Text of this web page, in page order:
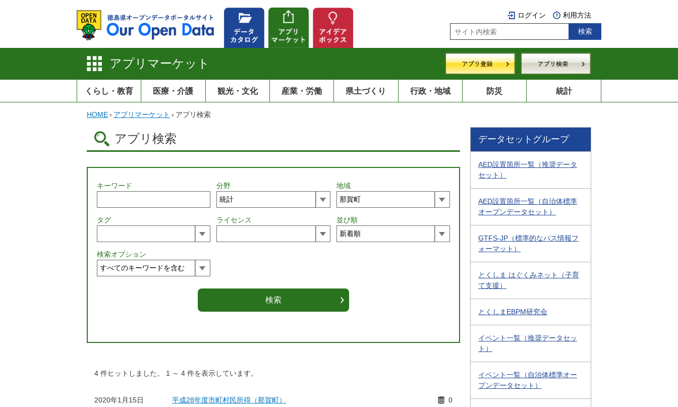
ログイン 利用方法
アプリマーケット
くらし・教育 医療・介護 観光・文化 産業・労働 県土づくり 行政・地域 防災 統計
HOME› アプリマーケット › アプリ検索
アプリ検索
キーワード 分野 地域
タグ ライセンス 並び順
検索オプション
4 件ヒットしました。 1 ～ 4 件を表示しています。
2020年1月15日 平成28年度市町村民所得（那賀町） 0
データセットグループ
AED設置箇所一覧（推奨データ
セット）
AED設置箇所一覧（自治体標準
オープンデータセット）
GTFS-JP（標準的なバス情報フ
ォーマット）
とくしま はぐくみネット（子育
て支援）
とくしまEBPM研究会
イベント一覧（推奨データセッ
ト）
イベント一覧（自治体標準オー
プンデータセット）